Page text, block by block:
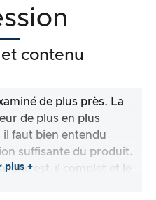
contenu
de plus près. La
de plus en plus
faut bien entendu
suffisante du produit.
est-il complet et le
plus +